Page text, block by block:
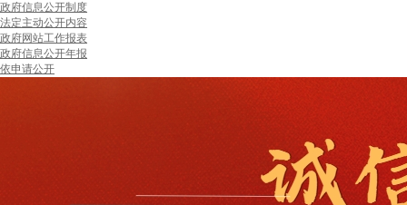
政府信息公开制度
法定主动公开内容
政府网站工作报表
政府信息公开年报
依申请公开